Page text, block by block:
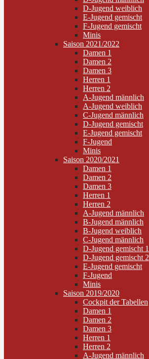
D-Jugend weiblich
E-Jugend gemischt
F-Jugend gemischt
Minis
Saison 2021/2022
Damen 1
Damen 2
Damen 3
Herren 1
Herren 2
A-Jugend männlich
A-Jugend weiblich
C-Jugend männlich
D-Jugend gemischt
E-Jugend gemischt
F-Jugend
Minis
Saison 2020/2021
Damen 1
Damen 2
Damen 3
Herren 1
Herren 2
A-Jugend männlich
B-Jugend männlich
B-Jugend weiblich
C-Jugend männlich
D-Jugend gemischt 1
D-Jugend gemischt 2
E-Jugend gemischt
F-Jugend
Minis
Saison 2019/2020
Cockpit der Tabellen
Damen 1
Damen 2
Damen 3
Herren 1
Herren 2
A-Jugend männlich